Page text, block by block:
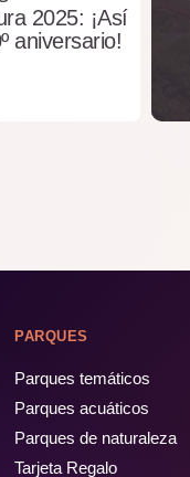
2025: ¡Así
aniversario!
PARQUES
Parques temáticos
Parques acuáticos
Parques de naturaleza
Tarjeta Regalo